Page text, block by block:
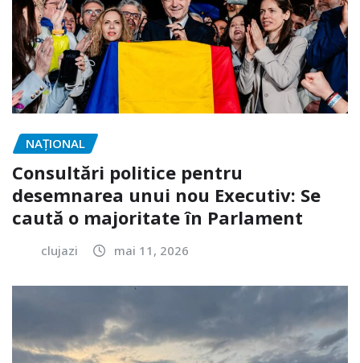
NAŢIONAL
Consultări politice pentru
desemnarea unui nou Executiv: Se
caută o majoritate în Parlament
clujazi mai 11, 2026